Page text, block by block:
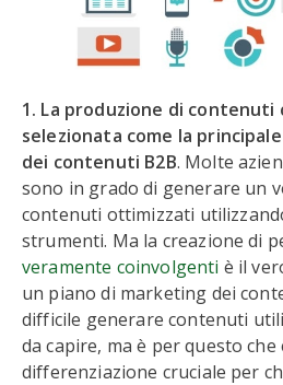
1. La produzione di
selezionata come la
dei contenuti B2B. Molte
sono in grado di generare un
contenuti ottimizzati
strumenti. Ma la creazione di
veramente coinvolgenti è il
un piano di marketing dei
difficile generare contenuti
da capire, ma è per questo
differenziazione cruciale per